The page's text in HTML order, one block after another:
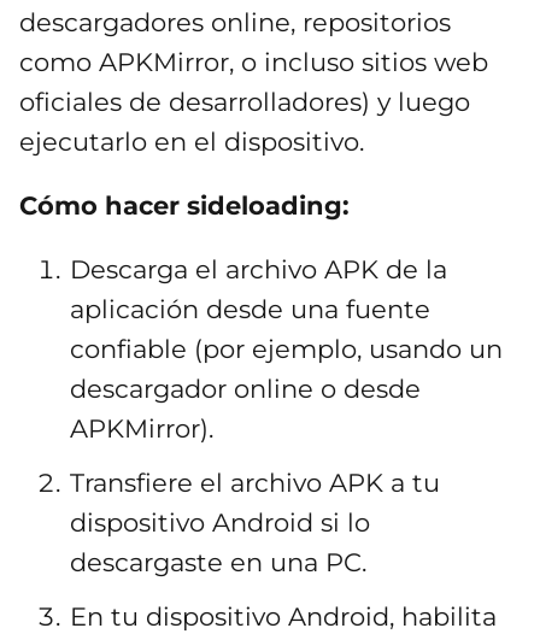
descargadores online, repositorios
como APKMirror, o incluso sitios web
oficiales de desarrolladores) y luego
ejecutarlo en el dispositivo.
Cómo hacer sideloading:
Descarga el archivo APK de la
aplicación desde una fuente
confiable (por ejemplo, usando un
descargador online o desde
APKMirror).
Transfiere el archivo APK a tu
dispositivo Android si lo
descargaste en una PC.
En tu dispositivo Android, habilita